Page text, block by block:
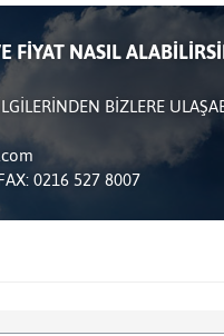
FİYAT NASIL
BİZLERE
0216 527 8007